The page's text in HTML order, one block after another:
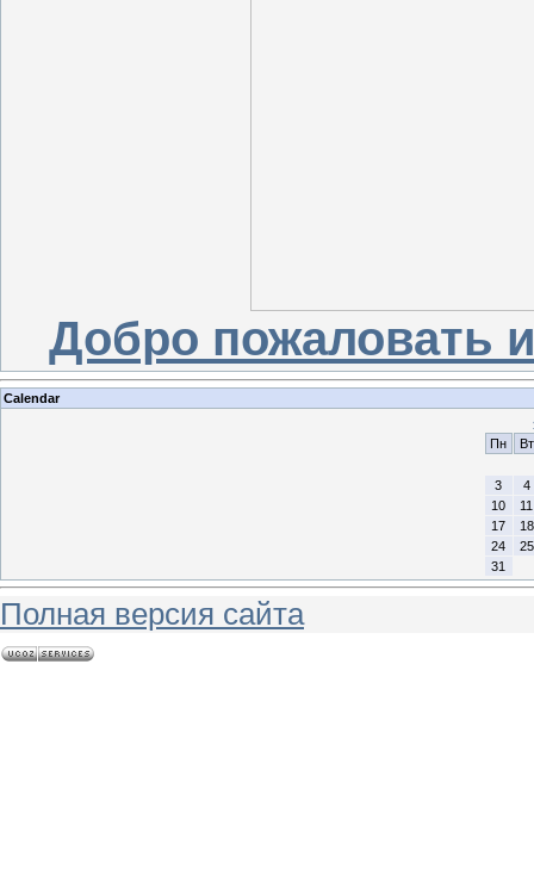
Добро пожаловать
Calendar
Пн
Вт
3
4
10
11
17
18
24
25
31
Полная версия сайта